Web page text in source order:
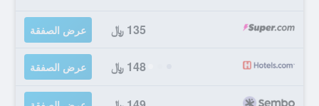
135 ﷼ عرض الصفقة
148 ﷼ عرض الصفقة